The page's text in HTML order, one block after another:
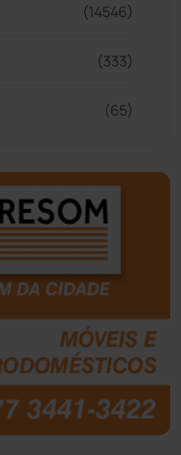
(14546)
(333)
(65)
(510)
(152)
(7680)
(31962)